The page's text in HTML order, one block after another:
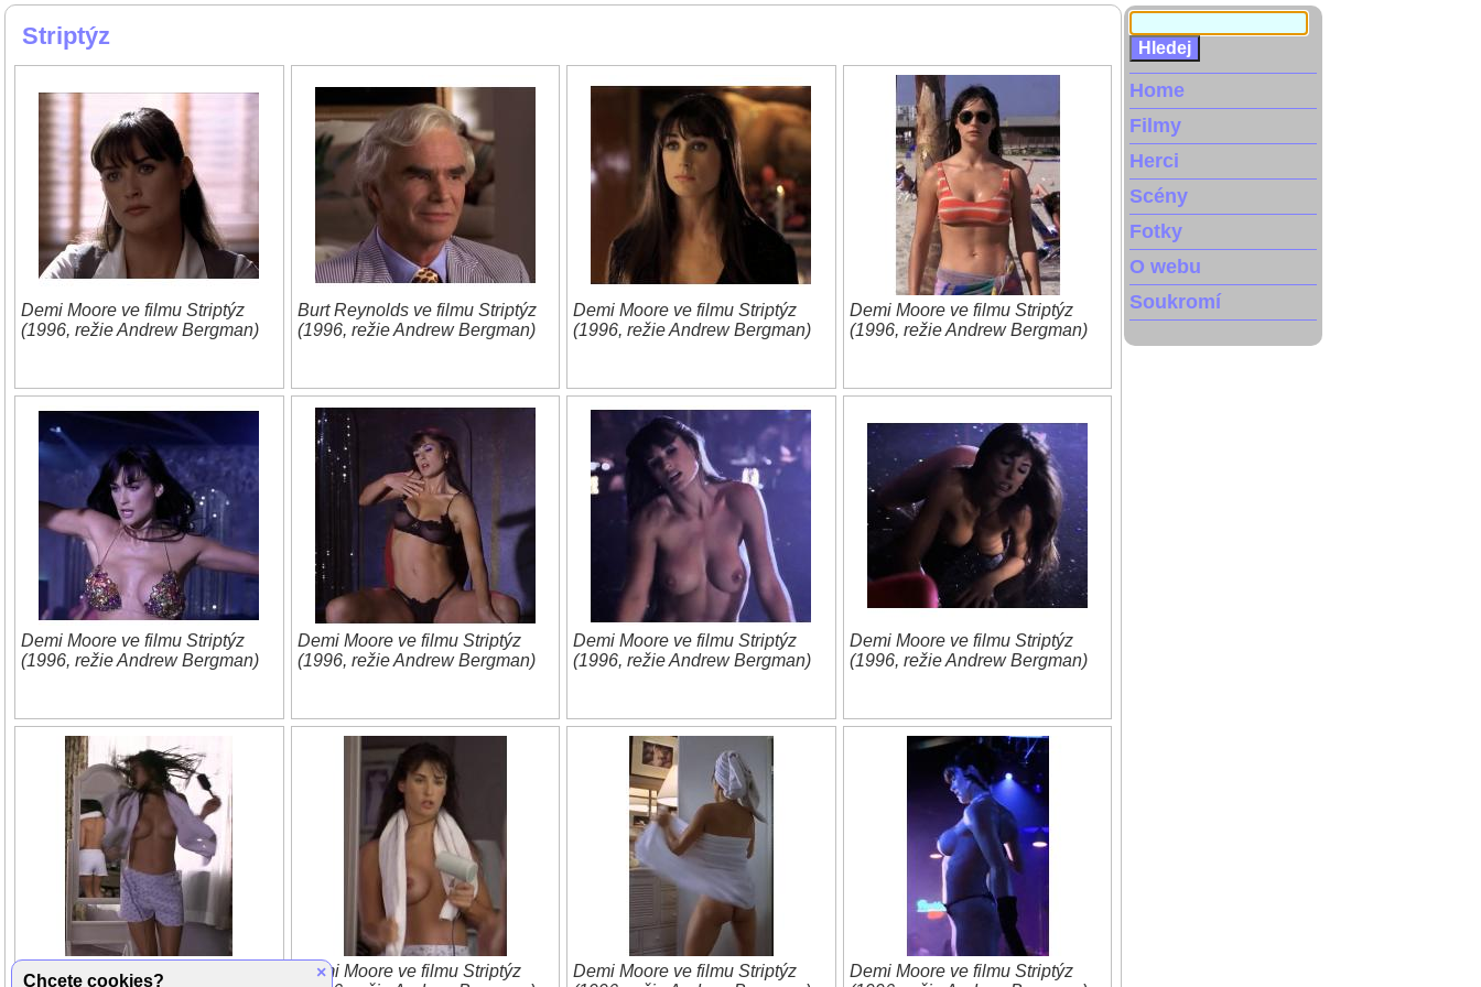
Striptýz
Demi Moore ve filmu Striptýz
(1996, režie Andrew Bergman)
Burt Reynolds ve filmu Striptýz
(1996, režie Andrew Bergman)
Demi Moore ve filmu Striptýz
(1996, režie Andrew Bergman)
Demi Moore ve filmu Striptýz
(1996, režie Andrew Bergman)
Demi Moore ve filmu Striptýz
(1996, režie Andrew Bergman)
Demi Moore ve filmu Striptýz
(1996, režie Andrew Bergman)
Demi Moore ve filmu Striptýz
(1996, režie Andrew Bergman)
Demi Moore ve filmu Striptýz
(1996, režie Andrew Bergman)
Demi Moore ve filmu Striptýz
Demi Moore ve filmu Striptýz
Demi Moore ve filmu Striptýz
Demi Moore ve filmu Striptýz
Home
Filmy
Herci
Scény
Fotky
O webu
Soukromí
×
Chcete cookies?